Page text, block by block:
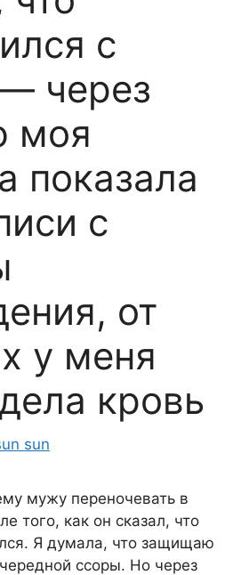
с
через
моя
показала
с
от
у меня
кровь
sun
мужу переночевать в
того, как он сказал, что
Я думала, что защищаю
ссоры. Но через